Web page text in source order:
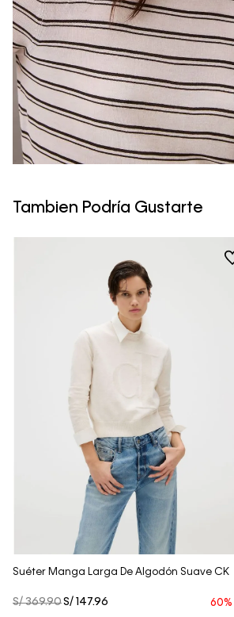
Tambien Podría Gustarte
Vista Rápida
Suéter Manga Larga De Algodón Suave CK
S/ 369.90S/ 147.96 60%